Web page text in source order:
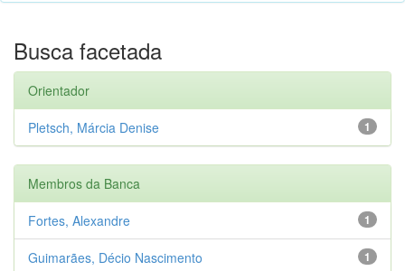
Busca facetada
Orientador
1
Pletsch, Márcia Denise
Membros da Banca
1
Fortes, Alexandre
1
Guimarães, Décio Nascimento